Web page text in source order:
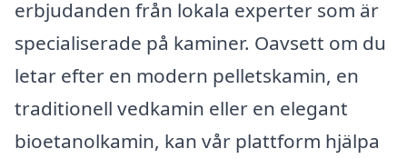
erbjudanden från lokala experter som är
specialiserade på kaminer. Oavsett om du
letar efter en modern pelletskamin, en
traditionell vedkamin eller en elegant
bioetanolkamin, kan vår plattform hjälpa